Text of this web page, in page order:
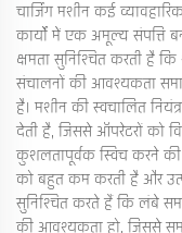
चार्जिंग मशीन कई
कार्यों में एक अमूल्य संपत्ति
क्षमता सुनिश्चित करती है कि
संचालनों की आवश्यकता
है। मशीन की स्वचालित
देती है, जिससे ऑपरेटरों को
कुशलतापूर्वक स्विच करने
को बहुत कम करती है और
सुनिश्चित करते हैं कि लंबे
की आवश्यकता हो, जिससे